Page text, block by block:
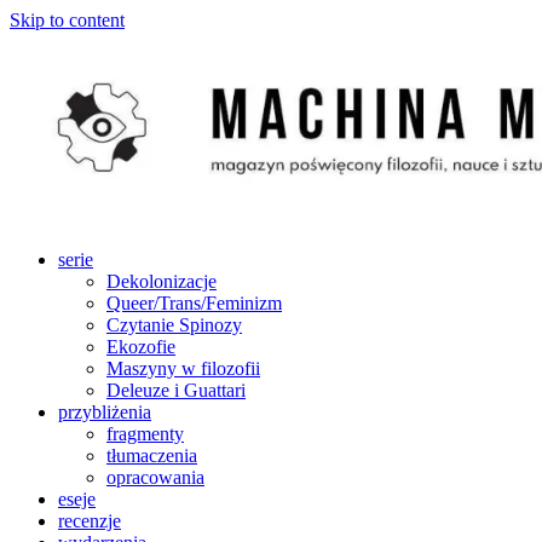
Skip to content
serie
Dekolonizacje
Queer/Trans/Feminizm
Czytanie Spinozy
Ekozofie
Maszyny w filozofii
Deleuze i Guattari
przybliżenia
fragmenty
tłumaczenia
opracowania
eseje
recenzje